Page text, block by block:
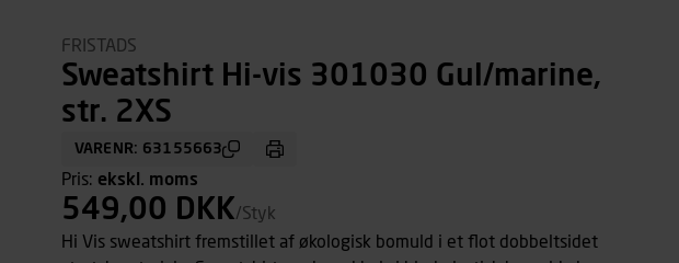
FRISTADS
Sweatshirt Hi-vis 301030 Gul/marine,
str. 2XS
VARENR: 63155663
Pris: ekskl. moms
549,00 DKK/Styk
Hi Vis sweatshirt fremstillet af økologisk bomuld i et flot dobbeltsidet